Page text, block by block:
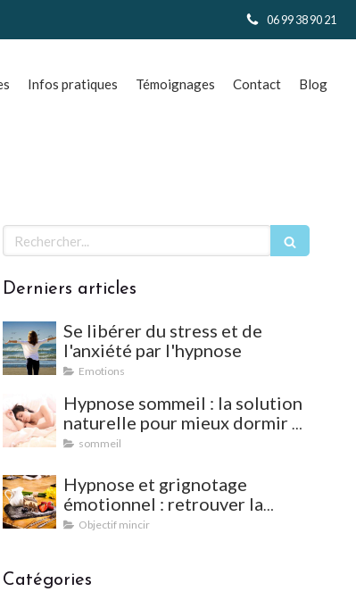
06 99 38 90 21
Infos pratiques Témoignages Contact Blog
Rechercher
Derniers articles
Se libérer du stress et de
l'anxiété par l'hypnose
Emotions
Hypnose sommeil : la solution
naturelle pour mieux dormir et
vaincre les insomnies
sommeil
Hypnose et grignotage
émotionnel : retrouver la
satiété et l'équilibre
Objectif mincir
Catégories